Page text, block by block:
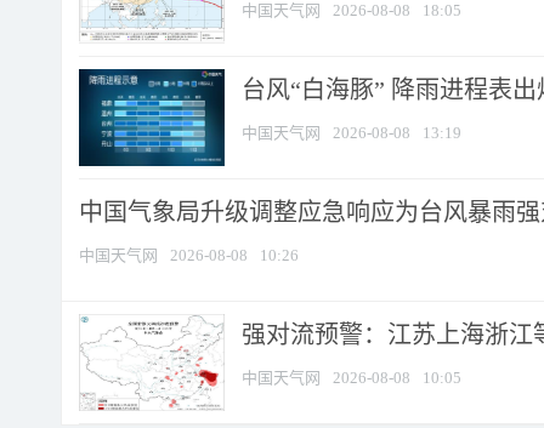
中国天气网 2026-08-08 18:05
台风“白海豚” 降雨进程表
中国天气网 2026-08-08 13:19
中国气象局升级调整应急响应为台风暴雨
中国天气网 2026-08-08 10:26
强对流预警：江苏上海浙江
中国天气网 2026-08-08 10:05